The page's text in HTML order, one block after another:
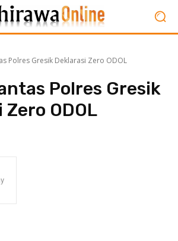
Polres Gresik Deklarasi Zero ODOL
Polres Gresik
ODOL